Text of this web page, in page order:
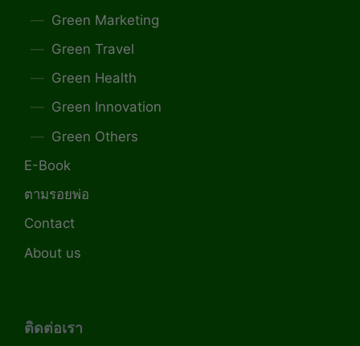
Green Marketing
Green Travel
Green Health
Green Innovation
Green Others
E-Book
ตามรอยพ่อ
Contact
About us
ติดต่อเรา